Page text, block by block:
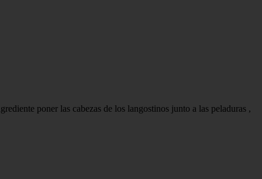
poner las cabezas de los langostinos junto a las peladuras ,